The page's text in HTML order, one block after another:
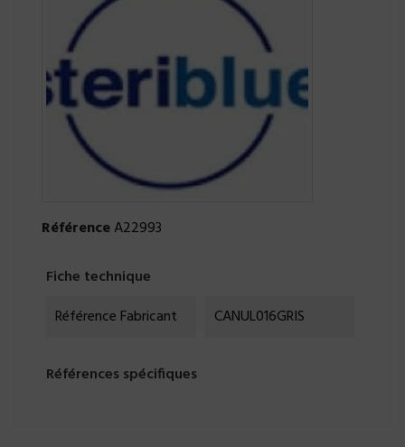
RéférenceA22993
Fiche technique
Référence Fabricant
CANUL016GRIS
Références spécifiques